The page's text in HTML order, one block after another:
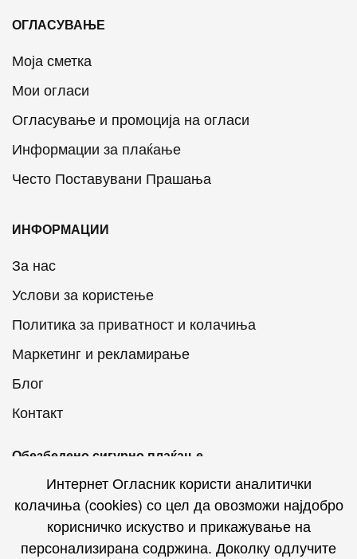
ОГЛАСУВАЊЕ
Моја сметка
Мои огласи
Огласување и промоција на огласи
Информации за плаќање
Често Поставувани Прашања
ИНФОРМАЦИИ
За нас
Услови за користење
Политика за приватност и колачиња
Маркетинг и рекламирање
Блог
Контакт
Обезбедено сигурно плаќање
Интернет Огласник на социјалните мрежи
Интернет Огласник користи аналитички
колачиња (cookies) со цел да овозможи најдобро
корисничко искуство и прикажување на
персонализирана содржина. Доколку одлучите